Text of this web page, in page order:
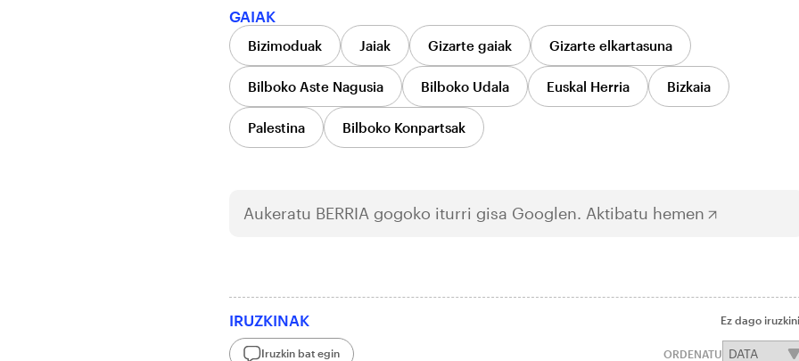
GAIAK
Bizimoduak Jaiak Gizarte gaiak Gizarte elkartasuna
Bilboko Aste Nagusia Bilboko Udala Euskal Herria Bizkaia
Palestina Bilboko Konpartsak
Aukeratu BERRIA gogoko iturri gisa Googlen. Aktibatu hemen
IRUZKINAK Ez dago
Iruzkin bat egin ORDENATU